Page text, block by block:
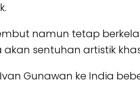
namun tetap
sentuhan artistik
Gunawan ke India